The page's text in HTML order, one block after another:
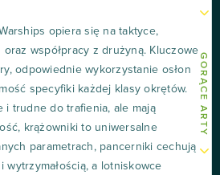
GORĄCE ARTY
opiera się na taktyce,
współpracy z drużyną. Kluczowe
odpowiednie wykorzystanie osłon
specyfiki każdej klasy okrętów.
i trudne do trafienia, ale mają
krążowniki to uniwersalne
parametrach, pancerniki cechują
wytrzymałością, a lotniskowce